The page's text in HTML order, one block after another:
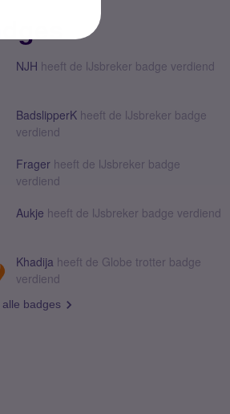
NJH heeft de IJsbreker badge verdiend
BadslipperK heeft de IJsbreker badge
verdiend
Frager heeft de IJsbreker badge
verdiend
Aukje heeft de IJsbreker badge verdiend
Khadija heeft de Globe trotter badge
verdiend
alle badges